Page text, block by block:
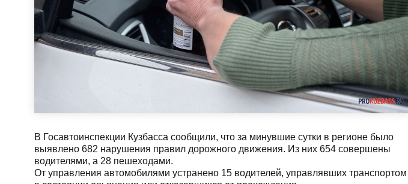
В Госавтоинспекции Кузбасса сообщили, что за минувшие сутки в регионе было
выявлено 682 нарушения правил дорожного движения. Из них 654 совершены
водителями, а 28 пешеходами.
От управления автомобилями устранено 15 водителей, управлявших транспортом